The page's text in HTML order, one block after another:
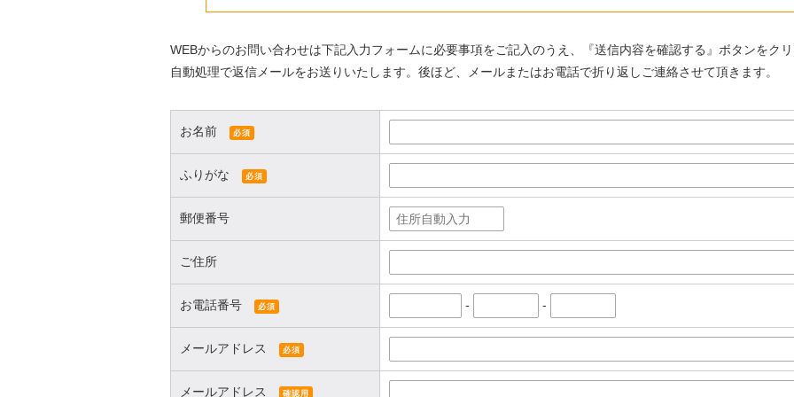
WEBからのお問い合わせは下記入力フォームに必要事項をご記入のうえ、『送信内容を確認する』ボタンをクリ
自動処理で返信メールをお送りいたします。後ほど、メールまたはお電話で折り返しご連絡させて頂きます。
お名前 必須
ふりがな 必須
郵便番号
ご住所
お電話番号 必須 - -
メールアドレス 必須
メールアドレス 確認用